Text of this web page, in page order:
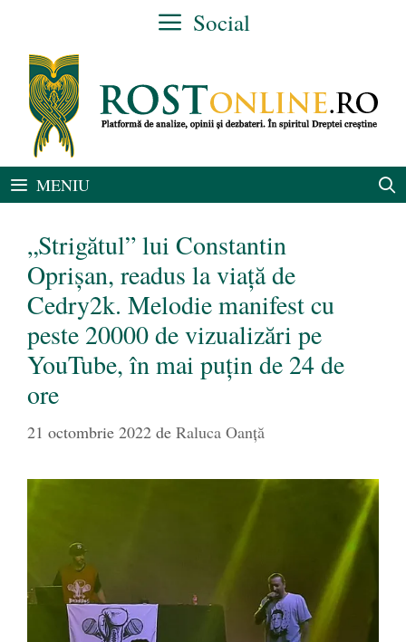
conținut
Social
MENIU
„Strigătul” lui Constantin
Oprișan, readus la viață de
Cedry2k. Melodie manifest cu
peste 20000 de vizualizări pe
YouTube, în mai puțin de 24 de
ore
21 octombrie 2022 de Raluca Oanță